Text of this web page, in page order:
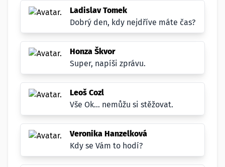
Ladislav Tomek
Dobrý den, kdy nejdříve máte čas?
Honza Škvor
Super, napíši zprávu.
Leoš Cozl
Vše Ok... nemůžu si stěžovat.
Veronika Hanzelková
Kdy se Vám to hodí?